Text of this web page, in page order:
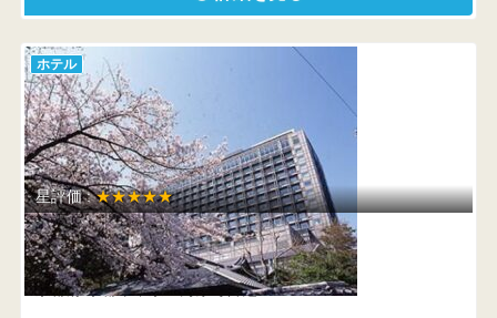
ホテル
星評価 :★★★★★
京都ホテルオークラ
京都府 京都市中京区河原町御池